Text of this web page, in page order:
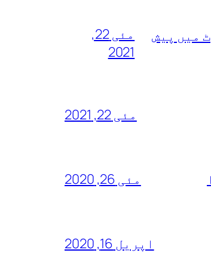
میں پیش
مئی 22,
2021
مئی 22, 2021
مئی 26, 2020
اپریل 16, 2020